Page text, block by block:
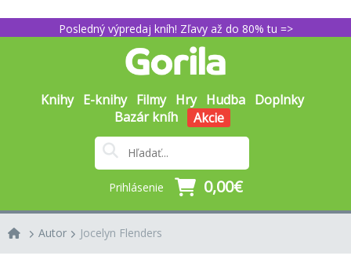
Posledný výpredaj kníh! Zľavy až do 80% tu =>
Knihy E-knihy Filmy Hry Hudba Doplnky
Bazár kníh
Akcie
Prihlásenie 0,00€
Autor Jocelyn Flenders